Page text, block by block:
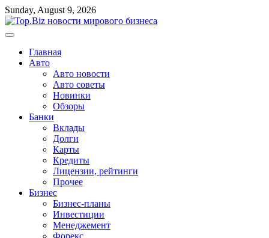
Перейти
к
содержимому
Sunday, August 9, 2026
Главная
Авто
Авто новости
Авто советы
Новинки
Обзоры
Банки
Вклады
Долги
Карты
Кредиты
Лицензии, рейтинги
Прочее
Бизнес
Бизнес-планы
Инвестиции
Менеджемент
Форекс